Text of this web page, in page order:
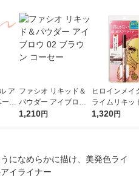
ア
ージ
ファシオ リキッド＆
パウダー アイブロウ
02 ブラウン コーセー
1,210円
ヒロインメイ
ライムリキッ
イナーリッチ
1,320円
になめらかに描け、美発色ライ
イライナー